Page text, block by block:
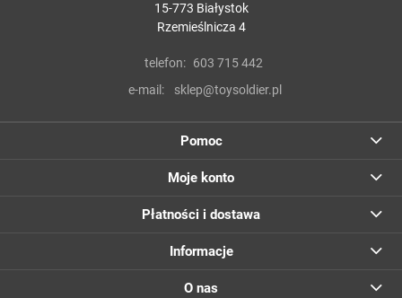
15-773 Białystok
Rzemieślnicza 4
telefon: 603 715 442
e-mail:
sklep@toysoldier.pl
Pomoc
Moje konto
Płatności i dostawa
Informacje
O nas